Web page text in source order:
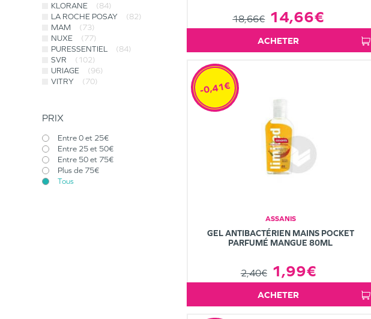
KLORANE
(84)
LA ROCHE POSAY
(82)
MAM
(73)
NUXE
(77)
PURESSENTIEL
(84)
SVR
(102)
URIAGE
(96)
VITRY
(70)
PRIX
Entre 0 et 25€
Entre 25 et 50€
Entre 50 et 75€
Plus de 75€
Tous
18,66€ 14,66€
ACHETER
ASSANIS
GEL ANTIBACTÉRIEN MAINS POCKET
PARFUMÉ MANGUE 80ML
2,40€ 1,99€
-0,41€
ACHETER